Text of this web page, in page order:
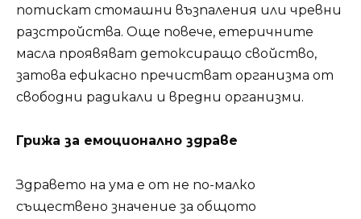
потискат стомашни възпаления или чревни
разстройства. Още повече, етеричните
масла проявяват детоксиращо свойство,
затова ефикасно пречистват организма от
свободни радикали и вредни организми.
Грижа за емоционално здраве
Здравето на ума е от не по-малко
съществено значение за общото